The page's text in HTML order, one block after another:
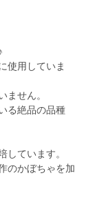
使用していま
ません。
る絶品の品種
しています。
のかぼちゃを加